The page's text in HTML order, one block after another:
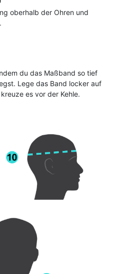
oberhalb der Ohren und
du das Maßband so tief
Lege das Band locker auf
es vor der Kehle.